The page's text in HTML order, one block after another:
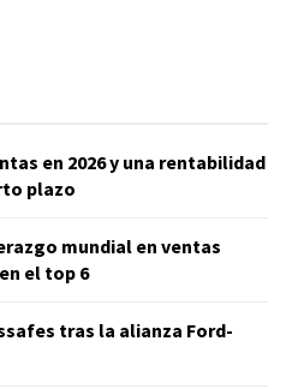
en 2026 y una rentabilidad
plazo
mundial en ventas
el top 6
tras la alianza Ford-